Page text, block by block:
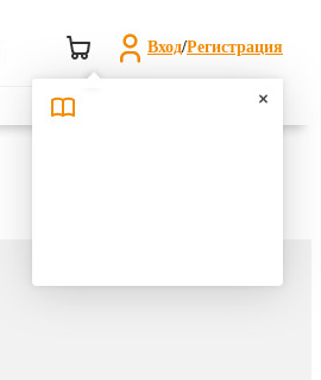
Вход/Регистрация
Поиск